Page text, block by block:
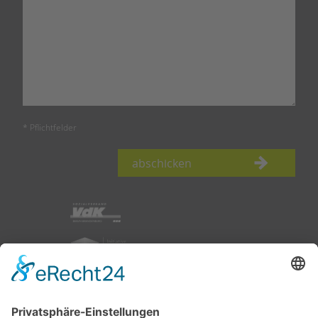
* Pflichtfelder
abschicken